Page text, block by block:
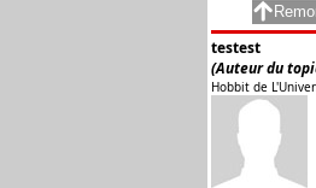
testest
(Auteur du
Hobbit de